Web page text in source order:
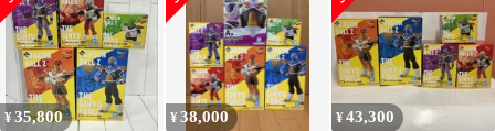
¥35,800 ¥38,000 ¥43,300